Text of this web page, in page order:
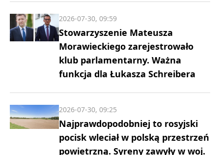
Stowarzyszenie Mateusza
Morawieckiego zarejestrowało
klub parlamentarny. Ważna
funkcja dla Łukasza Schreibera
2026-07-30, 09:59
Najprawdopodobniej to rosyjski
pocisk wleciał w polską przestrzeń
powietrzną. Syreny zawyły w woj.
2026-07-30, 09:25